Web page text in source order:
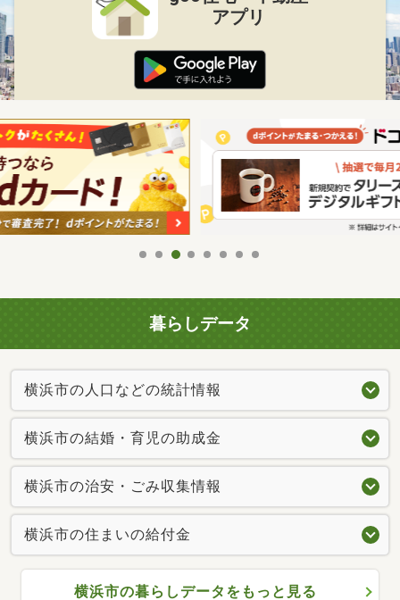
アプリ
暮らしデータ
横浜市の人口などの統計情報
横浜市の結婚・育児の助成金
横浜市の治安・ごみ収集情報
横浜市の住まいの給付金
横浜市の暮らしデータをもっと見る